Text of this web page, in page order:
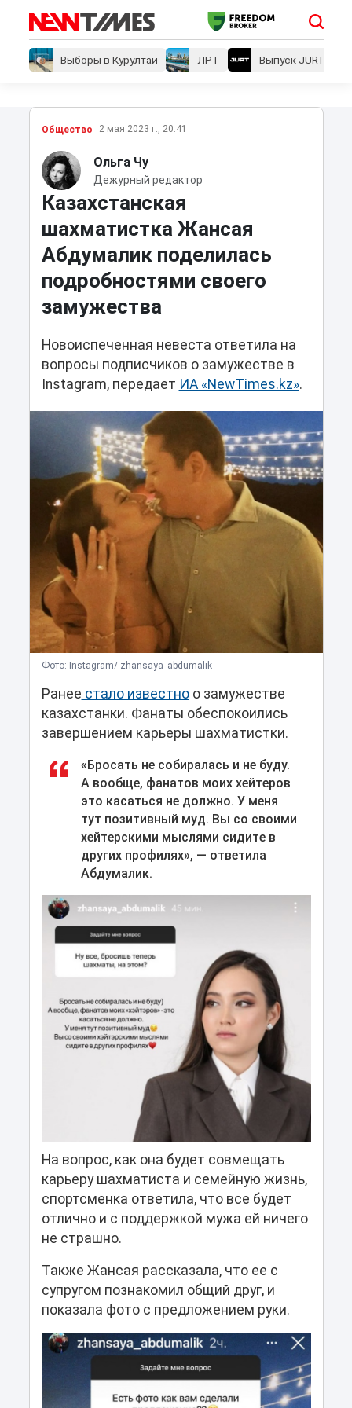
Выборы в Курултай ЛРТ Выпуск JURT
Общество 2 мая 2023 г., 20:41
Ольга Чу
Дежурный редактор
Казахстанская
шахматистка Жансая
Абдумалик поделилась
подробностями своего
замужества
Новоиспеченная невеста ответила на
вопросы подписчиков о замужестве в
Instagram, передает ИА «NewTimes.kz».
Фото: Instagram/ zhansaya_abdumalik
Ранее стало известноо замужестве
казахстанки. Фанаты обеспокоились
завершением карьеры шахматистки.
«Бросать не собиралась и не буду.
А вообще, фанатов моих хейтеров
это касаться не должно. У меня
тут позитивный муд. Вы со своими
хейтерскими мыслями сидите в
других профилях», — ответила
Абдумалик.
На вопрос, как она будет совмещать
карьеру шахматиста и семейную жизнь,
спортсменка ответила, что все будет
отлично и с поддержкой мужа ей ничего
не страшно.
Также Жансая рассказала, что ее с
супругом познакомил общий друг, и
показала фото с предложением руки.